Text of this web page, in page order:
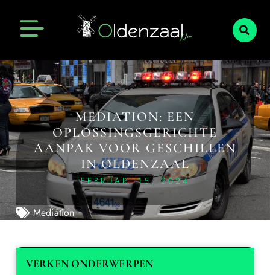
MEDIATION: EEN
OPLOSSINGSGERICHTE
AANPAK VOOR GESCHILLEN
IN OLDENZAAL
FEBRUARI 15, 2024
Mediation
VERKEN ONDERWERPEN